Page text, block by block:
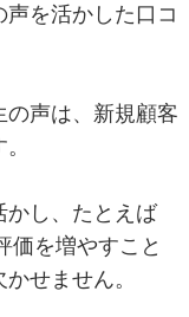
を活かした口コ
声は、新規顧客
かし、たとえば
価を増やすこと
せません。